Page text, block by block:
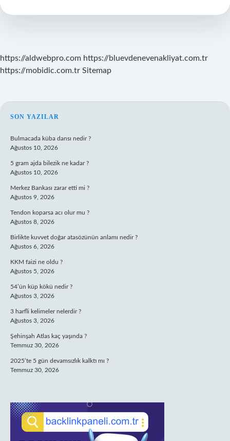
Mı
https://aldwebpro.com https://bluevdenevenakliyat.com.tr
https://mobidic.com.tr Sitemap
SIDEBAR
SON YAZILAR
Bulmacada küba dansı nedir ?
Ağustos 10, 2026
5 gram ajda bilezik ne kadar ?
Ağustos 10, 2026
Merkez Bankası zarar etti mi ?
Ağustos 9, 2026
Tendon koparsa acı olur mu ?
Ağustos 8, 2026
Birlikte kuvvet doğar atasözünün anlamı nedir ?
Ağustos 6, 2026
KKM faizi ne oldu ?
Ağustos 5, 2026
54’ün küp kökü nedir ?
Ağustos 3, 2026
3 harfli kelimeler nelerdir ?
Ağustos 3, 2026
Şehinşah Atlas kaç yaşında ?
Temmuz 30, 2026
2025’te 5 gün devamsızlık kalktı mı ?
Temmuz 30, 2026